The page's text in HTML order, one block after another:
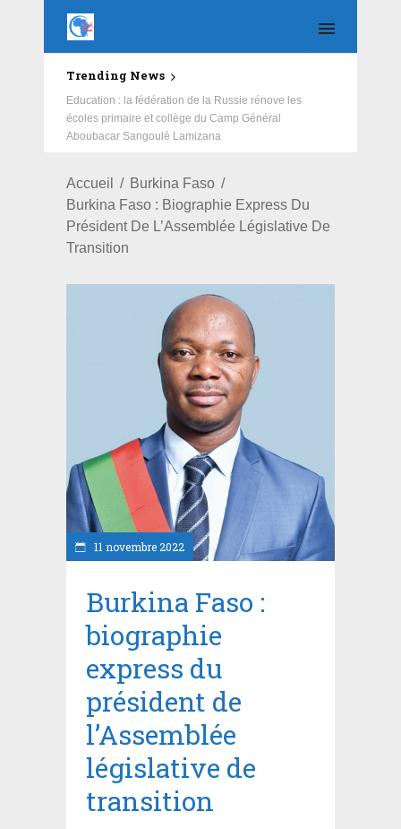
Trending News
Education : la fédération de la Russie rénove les
écoles primaire et collège du Camp Général
Aboubacar Sangoulé Lamizana
Accueil
Burkina Faso
Burkina Faso : Biographie Express Du
Président De L’Assemblée Législative De
Transition
11 novembre 2022
Burkina Faso :
biographie
express du
président de
l’Assemblée
législative de
transition